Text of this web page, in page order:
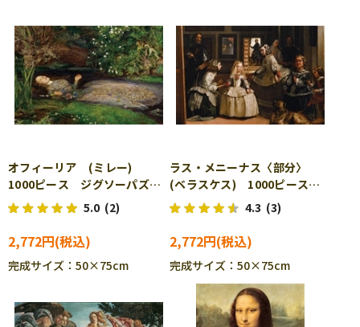
オフィーリア (ミレー)
1000ピース ジグソーパズ
ル CUT-1000-101
5.0 (2)
2,772円
完成サイズ：50×75cm
ラス・メニーナス〈部分〉
(ベラスケス) 1000ピース
ジグソーパズル CUT-1000-
102
4.3 (3)
2,772円
完成サイズ：50×75cm